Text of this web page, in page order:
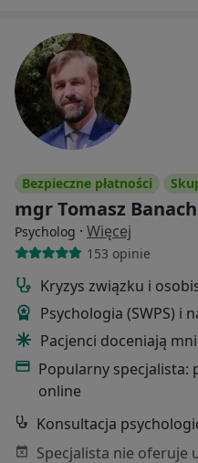
Bezpieczne płatności
mgr Tomasz
Psycholog · Więcej
153 opinie
Kryzys związku i
Psychologia (SWPS) i
Pacjenci doceniają
Popularny specjalista:
online
Konsultacja